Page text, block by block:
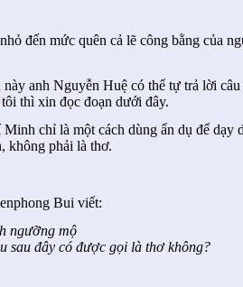
đến mức quên cả lẽ công bằng của
anh Nguyễn Huệ có thể tự trả lời
thì xin đọc đoạn dưới đây.
chỉ là một cách dùng ẩn dụ để dạy
không phải là thơ.
Bui viết:
ngưỡng mộ
sau đây có được gọi là thơ không?